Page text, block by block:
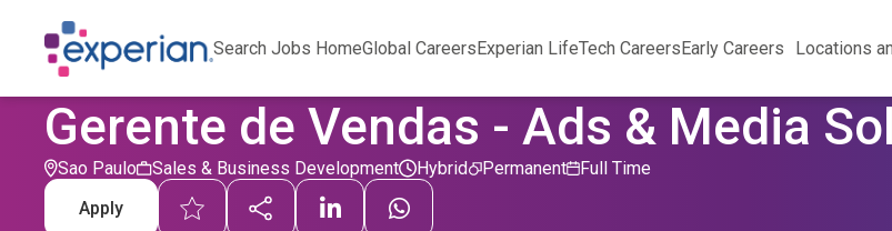
Search Jobs HomeGlobal CareersExperian LifeTech CareersEarly Careers Locations
Gerente de Vendas - Ads & Media
Sao Paulo Sales & Business Development Permanent
Hybrid
Full Time
Apply